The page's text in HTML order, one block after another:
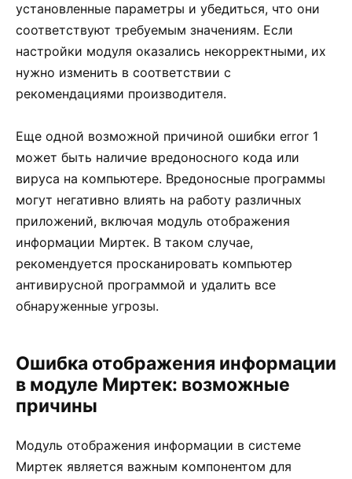
установленные параметры и убедиться, что они
соответствуют требуемым значениям. Если
настройки модуля оказались некорректными, их
нужно изменить в соответствии с
рекомендациями производителя.
Еще одной возможной причиной ошибки error 1
может быть наличие вредоносного кода или
вируса на компьютере. Вредоносные программы
могут негативно влиять на работу различных
приложений, включая модуль отображения
информации Миртек. В таком случае,
рекомендуется просканировать компьютер
антивирусной программой и удалить все
обнаруженные угрозы.
Ошибка отображения информации
в модуле Миртек: возможные
причины
Модуль отображения информации в системе
Миртек является важным компонентом для